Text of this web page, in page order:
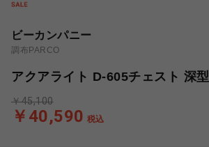
ビーカンパニー
調布PARCO
アクアライト D-605チェスト 深型
￥40,590 税込
￥45,100